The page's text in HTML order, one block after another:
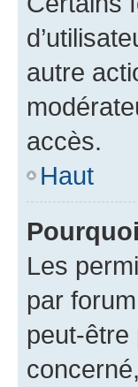
autre
accès.
Haut
Les
par
peut-être